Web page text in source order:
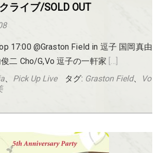
ライブ/SOLD OUT
17:00 @Graston Field in 逗子 国岡真由
二 Cho/G,Vo 逗子の一軒家 Read more
Pick Up Live タグ: Graston Field、
Vo